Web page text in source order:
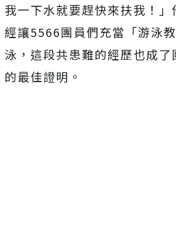
我一下水就要趕快來扶我！」
經讓5566團員們充當「游泳
泳， 這段共患難的經歷也成了
的最佳證明。